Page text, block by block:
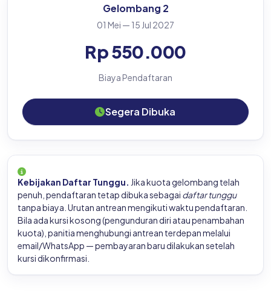
Gelombang 2
01 Mei — 15 Jul 2027
Rp 550.000
Biaya Pendaftaran
Segera Dibuka
Kebijakan Daftar Tunggu. Jika kuota gelombang telah
penuh, pendaftaran tetap dibuka sebagai daftar tunggu
tanpa biaya. Urutan antrean mengikuti waktu pendaftaran.
Bila ada kursi kosong (pengunduran diri atau penambahan
kuota), panitia menghubungi antrean terdepan melalui
email/WhatsApp — pembayaran baru dilakukan setelah
kursi dikonfirmasi.